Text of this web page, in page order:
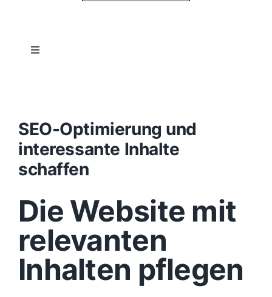
Toggle
Konzept
Design
Content
Funktionen
Aufbau
SEO-Optimierung und
interessante Inhalte
schaffen
Die Website mit
relevanten
Inhalten pflegen